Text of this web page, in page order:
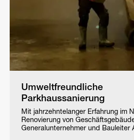
Umweltfreundliche
Parkhaussanierung
Mit jahrzehntelanger Erfahrung im
Renovierung von
Generalunternehmer und Bauleiter